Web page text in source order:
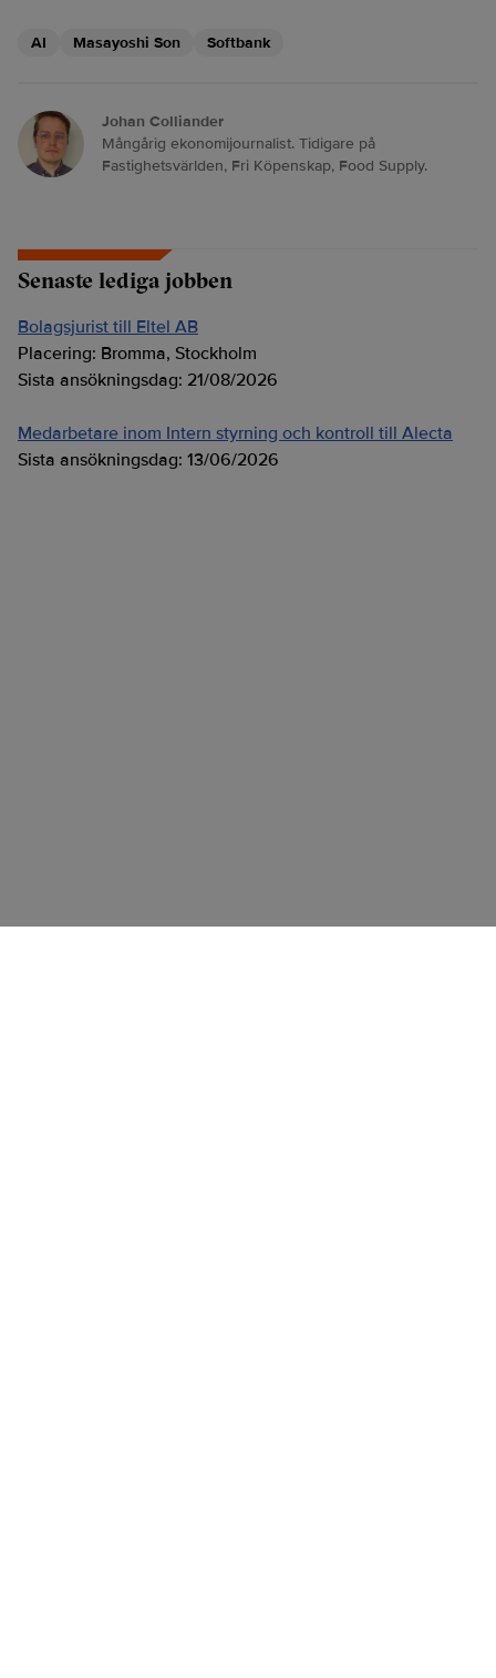
AI Masayoshi Son Softbank
Johan Colliander
Mångårig ekonomijournalist. Tidigare på
Fastighetsvärlden, Fri Köpenskap, Food Supply.
Senaste lediga jobben
Bolagsjurist till Eltel AB
Placering: Bromma, Stockholm
Sista ansökningsdag: 21/08/2026
Medarbetare inom Intern styrning och kontroll till Alecta
Sista ansökningsdag: 13/06/2026